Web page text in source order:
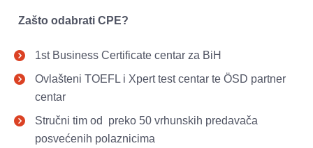
Zašto odabrati CPE?
1st Business Certificate centar za BiH
Ovlašteni TOEFL i Xpert test centar te ÖSD partner
centar
Stručni tim od  preko 50 vrhunskih predavača
posvećenih polaznicima